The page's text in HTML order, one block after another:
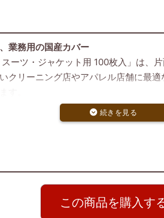
業務用の国産カバー
スーツ・ジャケット用 100枚入」は、
クリーニング店やアパレル店舗に最
類にも簡単にかぶせ可能
店でも採用実績あり
この商品を購入す